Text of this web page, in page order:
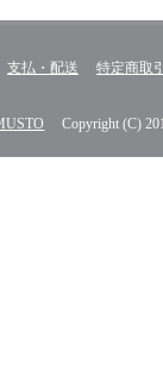
支払・配送 特定商取
Copyright (C)